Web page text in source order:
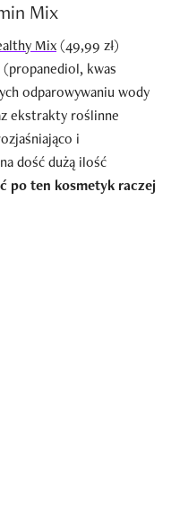
Mix
Mix(49,99 zł)
kwas
odparowywaniu wody
ekstrakty roślinne
i
dość dużą ilość
po ten kosmetyk raczej